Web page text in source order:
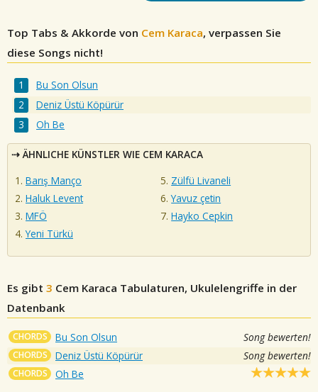
Top Tabs & Akkorde von Cem Karaca, verpassen Sie
diese Songs nicht!
Bu Son Olsun
Deniz Üstü Köpürür
Oh Be
ÄHNLICHE KÜNSTLER WIE CEM KARACA
Barış Manço
Haluk Levent
MFÖ
Yeni Türkü
Zülfü Livaneli
Yavuz çetin
Hayko Cepkin
Es gibt 3 Cem Karaca Tabulaturen, Ukulelengriffe in der
Datenbank
CHORDS Bu Son Olsun Song bewerten!
CHORDS Deniz Üstü Köpürür Song bewerten!
CHORDS Oh Be